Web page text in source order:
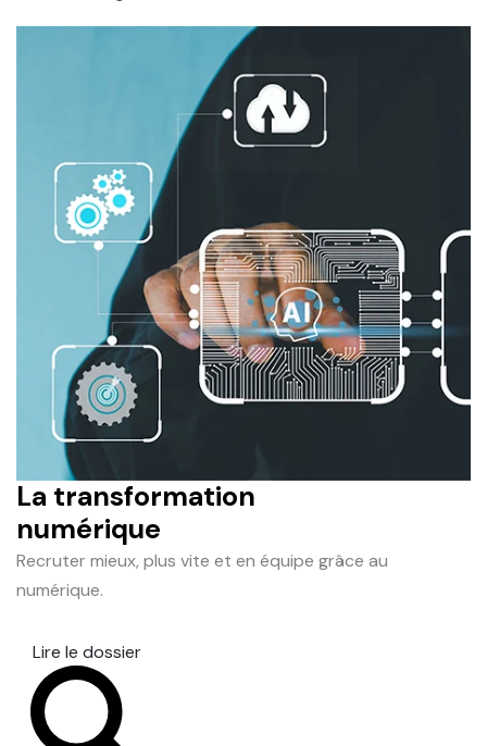
La transformation
numérique
Recruter mieux, plus vite et en équipe grâce au
numérique.
Lire le dossier